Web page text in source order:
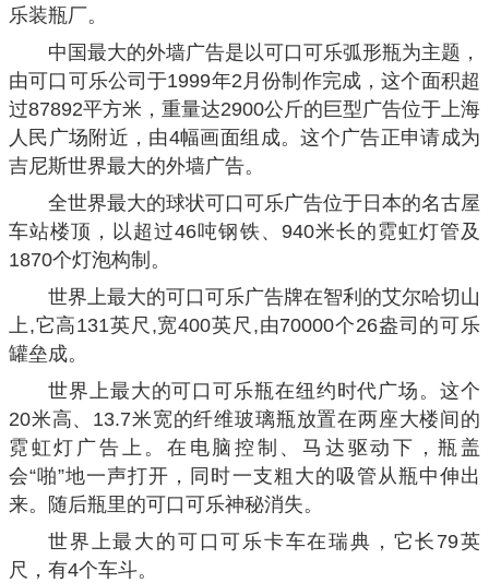
乐装瓶厂。
中国最大的外墙广告是以可口可乐弧形瓶为主题，
由可口可乐公司于1999年2月份制作完成，这个面积超
过87892平方米，重量达2900公斤的巨型广告位于上海
人民广场附近，由4幅画面组成。这个广告正申请成为
吉尼斯世界最大的外墙广告。
全世界最大的球状可口可乐广告位于日本的名古屋
车站楼顶，以超过46吨钢铁、940米长的霓虹灯管及
1870个灯泡构制。
世界上最大的可口可乐广告牌在智利的艾尔哈切山
上,它高131英尺,宽400英尺,由70000个26盎司的可乐
罐垒成。
世界上最大的可口可乐瓶在纽约时代广场。这个
20米高、13.7米宽的纤维玻璃瓶放置在两座大楼间的
霓虹灯广告上。在电脑控制、马达驱动下，瓶盖
会“啪”地一声打开，同时一支粗大的吸管从瓶中伸出
来。随后瓶里的可口可乐神秘消失。
世界上最大的可口可乐卡车在瑞典，它长79英
尺，有4个车斗。